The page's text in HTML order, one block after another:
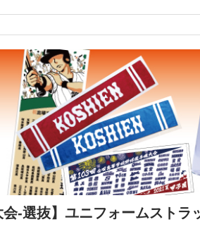
会-選抜】ユニフォームストラ